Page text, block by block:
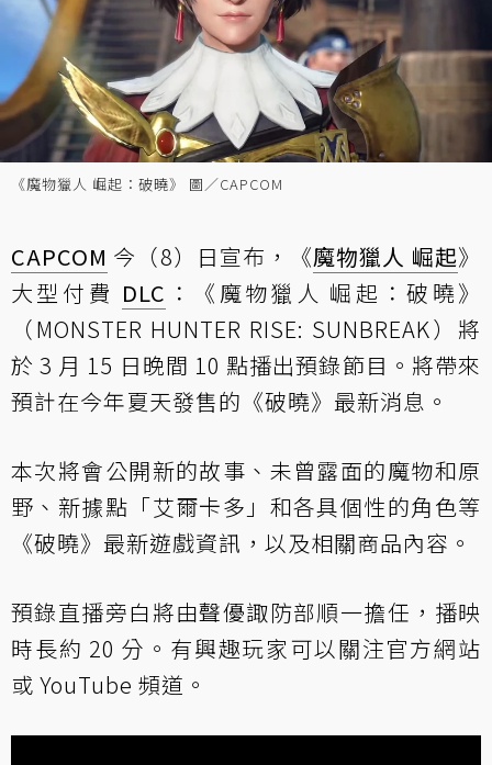
《魔物獵人 崛起：破曉》 圖／CAPCOM
CAPCOM 今（8）日宣布，《魔物獵人 崛起》
大型付費 DLC ：《魔物獵人 崛起：破曉》
（MONSTER HUNTER RISE: SUNBREAK）將
於 3 月 15 日晚間 10 點播出預錄節目。將帶來
預計在今年夏天發售的《破曉》最新消息。
本次將會公開新的故事、未曾露面的魔物和原
野、新據點「艾爾卡多」和各具個性的角色等
《破曉》最新遊戲資訊，以及相關商品內容。
預錄直播旁白將由聲優諏防部順一擔任，播映
時長約 20 分。有興趣玩家可以關注官方網站
或 YouTube 頻道。